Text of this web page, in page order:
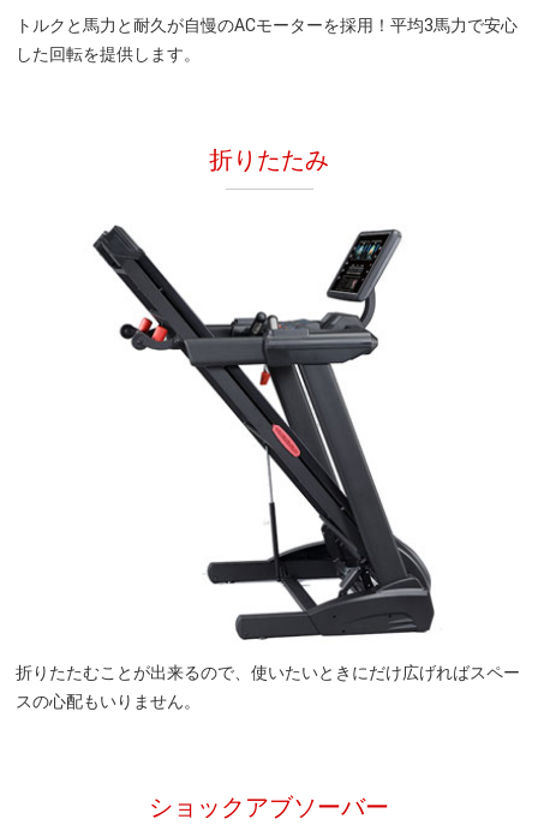
トルクと馬力と耐久が自慢のACモーターを採用！平均3馬力で安心
した回転を提供します。
折りたたみ
折りたたむことが出来るので、使いたいときにだけ広げればスペー
スの心配もいりません。
ショックアブソーバー